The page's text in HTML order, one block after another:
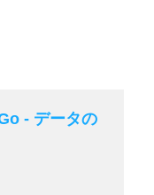
- データの